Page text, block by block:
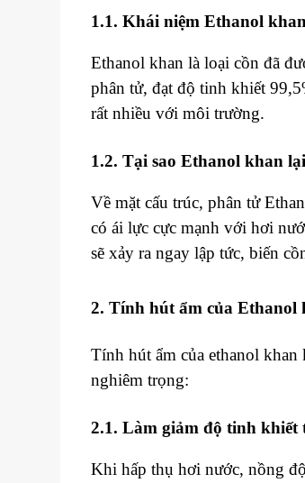
1.1. Khái niệm Ethanol
Ethanol khan là loại cồn đã
phân tử, đạt độ tinh khiết
rất nhiều với môi trường.
1.2. Tại sao Ethanol khan
Về mặt cấu trúc, phân tử
có ái lực cực mạnh với hơi
sẽ xảy ra ngay lập tức, biến
2. Tính hút ẩm của Ethanol
Tính hút ẩm của ethanol
nghiêm trọng:
2.1. Làm giảm độ tinh khiết
Khi hấp thụ hơi nước, nồng